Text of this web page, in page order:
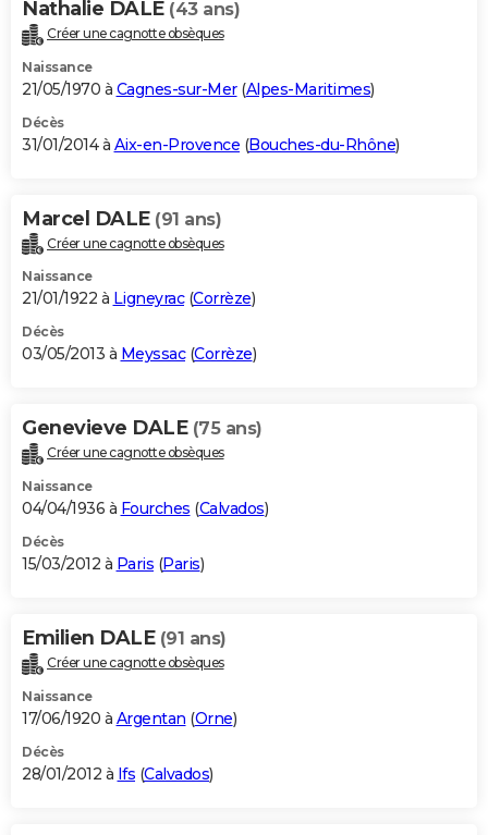
Nathalie DALE (43 ans)
Créer une cagnotte obsèques
Naissance
21/05/1970 à Cagnes-sur-Mer(Alpes-Maritimes)
Décès
31/01/2014 à Aix-en-Provence (Bouches-du-Rhône)
Marcel DALE (91 ans)
Créer une cagnotte obsèques
Naissance
21/01/1922 à Ligneyrac(Corrèze)
Décès
03/05/2013 à Meyssac(Corrèze)
Genevieve DALE (75 ans)
Créer une cagnotte obsèques
Naissance
04/04/1936 à Fourches (Calvados)
Décès
15/03/2012 à Paris (Paris)
Emilien DALE (91 ans)
Créer une cagnotte obsèques
Naissance
17/06/1920 à Argentan (Orne)
Décès
28/01/2012 à Ifs (Calvados)